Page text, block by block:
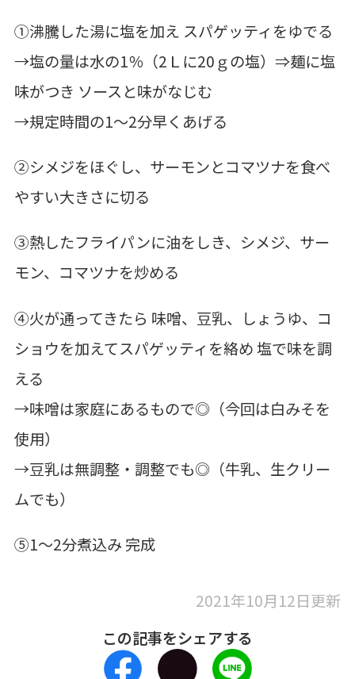
①沸騰した湯に塩を加え スパゲッティをゆでる
→塩の量は水の1％（2Ｌに20ｇの塩）⇒麺に塩
味がつき ソースと味がなじむ
→規定時間の1～2分早くあげる
②シメジをほぐし、サーモンとコマツナを食べ
やすい大きさに切る
③熱したフライパンに油をしき、シメジ、サー
モン、コマツナを炒める
④火が通ってきたら 味噌、豆乳、しょうゆ、コ
ショウを加えてスパゲッティを絡め 塩で味を調
える
→味噌は家庭にあるもので◎（今回は白みそを
使用）
→豆乳は無調整・調整でも◎（牛乳、生クリー
ムでも）
⑤1～2分煮込み 完成
2021年10月12日更新
この記事をシェアする